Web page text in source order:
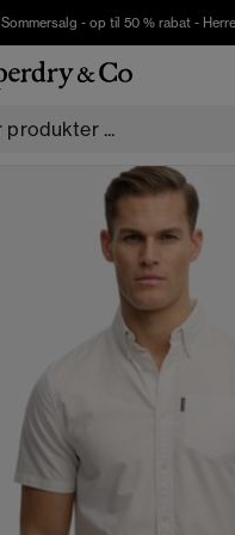
Sommersalg - op til 50 % rabat - Herre